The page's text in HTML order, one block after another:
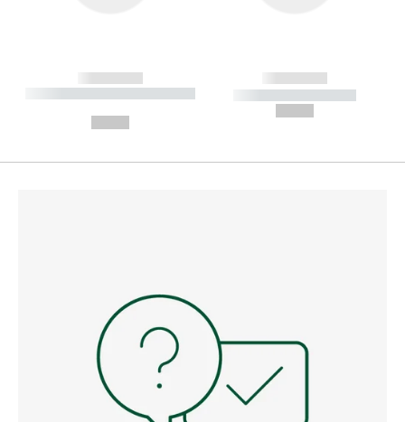
------------
----------- ----------- --------
------------
----------- -----------